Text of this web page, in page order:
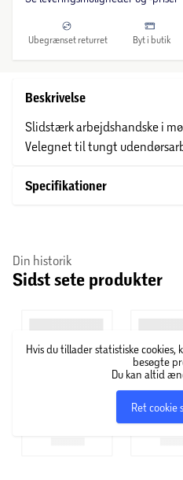
Ubegrænset returret Byt i butik
Beskrivelse
Slidstærk arbejdshandske i
Velegnet til tungt
Specifikationer
Din historik
Sidst sete produkter
Hvis du tillader statistiske cookies,
besøgte
Du kan altid
Ret cookie